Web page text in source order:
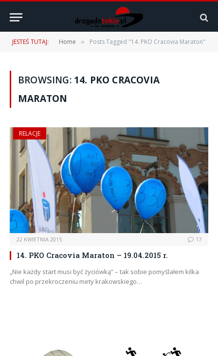
JESTEŚ TUTAJ: Home » Posts Tagged "14. PKO Cracovia Maraton"
BROWSING: 14. PKO CRACOVIA
MARATON
RELACJE
22 KWIETNIA 2015 17
14. PKO Cracovia Maraton – 19.04.2015 r.
„Nie każdy start musi być życiówką” – tak sobie pomyślałem kilka
chwil po przekroczeniu mety krakowskiego…